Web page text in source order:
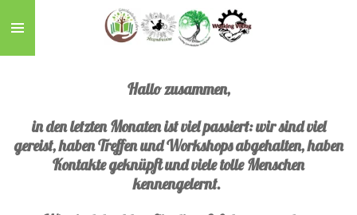
Hauptinhalt
springen
Hallo zusammen,
in den letzten Monaten ist viel passiert: wir sind viel
gereist, haben Treffen und Workshops abgehalten, haben
Kontakte geknüpft und viele tolle Menschen
kennengelernt.